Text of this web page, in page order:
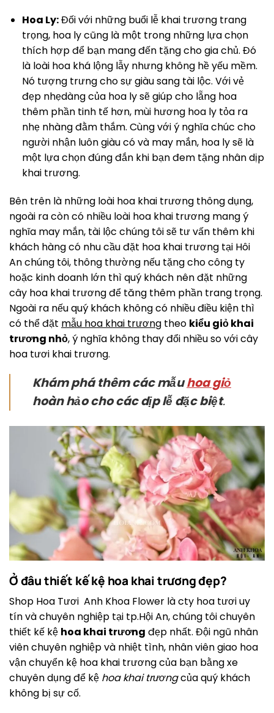
Hoa Ly:Đối với những buổi lễ khai trương trang
trọng, hoa ly cũng là một trong những lựa chọn
thích hợp để bạn mang đến tặng cho gia chủ. Đó
là loài hoa khá lộng lẫy nhưng không hề yếu mềm.
Nó tượng trưng cho sự giàu sang tài lộc. Với vẻ
đẹp nhẹdàng của hoa ly sẽ giúp cho lẵng hoa
thêm phần tinh tế hơn, mùi hương hoa ly tỏa ra
nhẹ nhàng đằm thắm. Cùng với ý nghĩa chúc cho
người nhận luôn giàu có và may mắn, hoa ly sẽ là
một lựa chọn đúng đắn khi bạn đem tặng nhân dịp
khai trương.
Bên trên là những loài hoa khai trương thông dụng,
ngoài ra còn có nhiều loài hoa khai trương mang ý
nghĩa may mắn, tài lộc chúng tôi sẽ tư vấn thêm khi
khách hàng có nhu cầu đặt hoa khai trương tại Hôi
An chúng tôi, thông thường nếu tặng cho công ty
hoặc kinh doanh lớn thì quý khách nên đặt những
cây hoa khai trương để tăng thêm phần trang trọng.
Ngoài ra nếu quý khách không có nhiều điều kiện thì
có thể đặt mẫu hoa khai trương theo kiểu giỏ khai
trương nhỏ, ý nghĩa không thay đổi nhiều so với cây
hoa tươi khai trương.
Khám phá thêm các mẫuhoa giỏ
hoàn hảo cho các dịp lễ đặc biệt.
Ở đâu thiết kế kệ hoa khai trương đẹp?
Shop Hoa Tươi Anh Khoa Flower là cty hoa tươi uy
tín và chuyên nghiệp tại tp.Hội An, chúng tôi chuyên
thiết kế kệ hoa khai trương đẹp nhất. Đội ngũ nhân
viên chuyên nghiệp và nhiệt tình, nhân viên giao hoa
vận chuyển kệ hoa khai trương của bạn bằng xe
chuyên dụng để kệ hoa khai trươngcủa quý khách
không bị sự cố.